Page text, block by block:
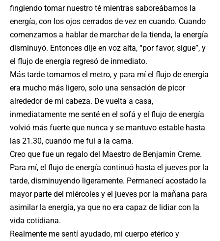
fingiendo tomar nuestro té mientras saboreábamos la
energía, con los ojos cerrados de vez en cuando. Cuando
comenzamos a hablar de marchar de la tienda, la energía
disminuyó. Entonces dije en voz alta, “por favor, sigue”, y
el flujo de energía regresó de inmediato.
Más tarde tomamos el metro, y para mí el flujo de energía
era mucho más ligero, solo una sensación de picor
alrededor de mi cabeza. De vuelta a casa,
inmediatamente me senté en el sofá y el flujo de energía
volvió más fuerte que nunca y se mantuvo estable hasta
las 21.30, cuando me fui a la cama.
Creo que fue un regalo del Maestro de Benjamin Creme.
Para mí, el flujo de energía continuó hasta el jueves por la
tarde, disminuyendo ligeramente. Permanecí acostado la
mayor parte del miércoles y el jueves por la mañana para
asimilar la energía, ya que no era capaz de lidiar con la
vida cotidiana.
Realmente me sentí ayudado, mi cuerpo etérico y